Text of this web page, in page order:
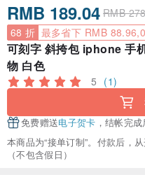
RMB 189.04 RMB
68 折 最多省下 RMB
可刻字 斜挎包 iphone 手
物 白色
5 (1)
免费赠送电子贺卡 ，结帐完
本商品为“接单订制”。付款后，
（不包含假日）